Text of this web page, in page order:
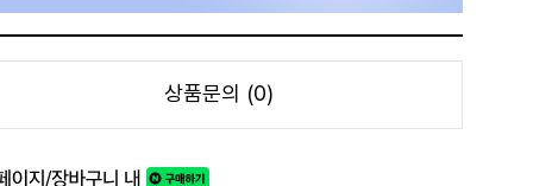
상품문의 (0)